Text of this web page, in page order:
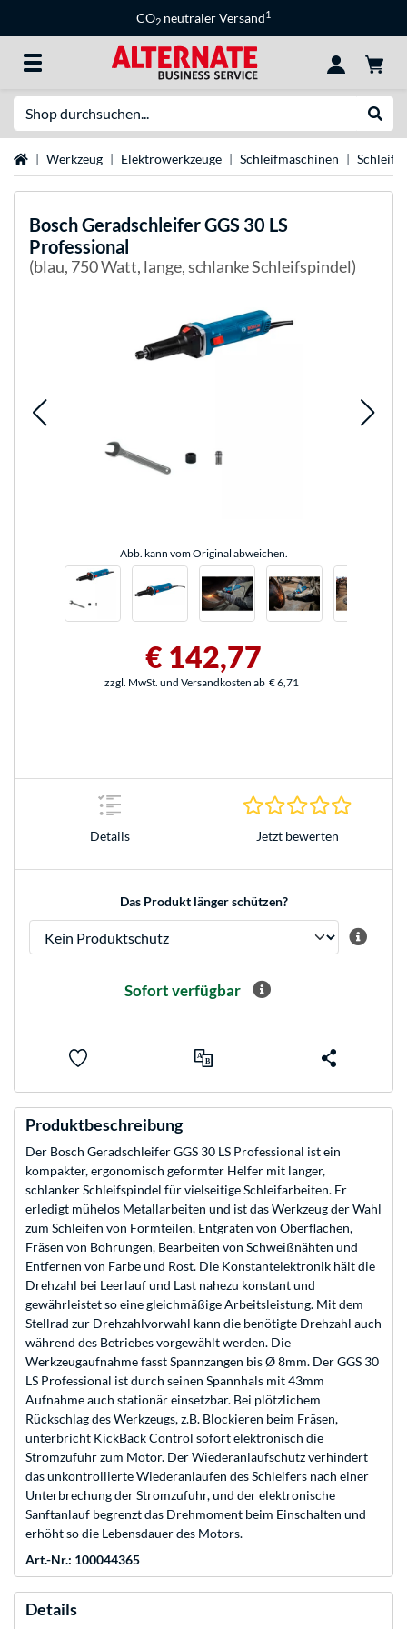
CO2 neutraler Versand1
StartseiteWerkzeug Elektrowerkzeuge Schleifmaschinen Schleifer
BoschGeradschleifer GGS 30 LS
Professional
(blau, 750 Watt, lange, schlanke Schleifspindel)
Abb. kann vom Original abweichen.
€ 142,77
zzgl. MwSt. und Versandkosten ab € 6,71
Details Jetzt bewerten
Das Produkt länger schützen?
Sofort verfügbar
Produktbeschreibung
Der Bosch Geradschleifer GGS 30 LS Professional ist ein
kompakter, ergonomisch geformter Helfer mit langer,
schlanker Schleifspindel für vielseitige Schleifarbeiten. Er
erledigt mühelos Metallarbeiten und ist das Werkzeug der Wahl
zum Schleifen von Formteilen, Entgraten von Oberflächen,
Fräsen von Bohrungen, Bearbeiten von Schweißnähten und
Entfernen von Farbe und Rost. Die Konstantelektronik hält die
Drehzahl bei Leerlauf und Last nahezu konstant und
gewährleistet so eine gleichmäßige Arbeitsleistung. Mit dem
Stellrad zur Drehzahlvorwahl kann die benötigte Drehzahl auch
während des Betriebes vorgewählt werden. Die
Werkzeugaufnahme fasst Spannzangen bis Ø 8mm. Der GGS 30
LS Professional ist durch seinen Spannhals mit 43mm
Aufnahme auch stationär einsetzbar. Bei plötzlichem
Rückschlag des Werkzeugs, z.B. Blockieren beim Fräsen,
unterbricht KickBack Control sofort elektronisch die
Stromzufuhr zum Motor. Der Wiederanlaufschutz verhindert
das unkontrollierte Wiederanlaufen des Schleifers nach einer
Unterbrechung der Stromzufuhr, und der elektronische
Sanftanlauf begrenzt das Drehmoment beim Einschalten und
erhöht so die Lebensdauer des Motors.
Art.-Nr.: 100044365
Details